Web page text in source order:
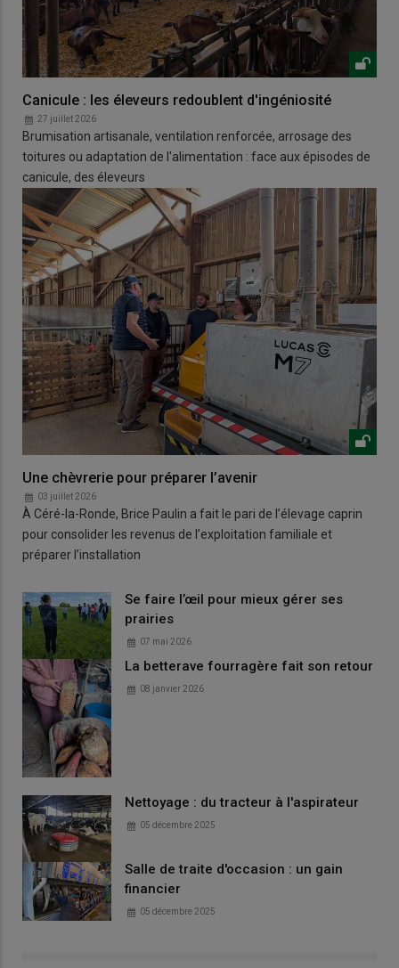
Canicule : les éleveurs redoublent d'ingéniosité
27 juillet 2026
Brumisation artisanale, ventilation renforcée, arrosage des
toitures ou adaptation de l'alimentation : face aux épisodes de
canicule, des éleveurs
Une chèvrerie pour préparer l’avenir
03 juillet 2026
À Céré-la-Ronde, Brice Paulin a fait le pari de l’élevage caprin
pour consolider les revenus de l’exploitation familiale et
préparer l’installation
Se faire l’œil pour mieux gérer ses
prairies
07 mai 2026
La betterave fourragère fait son retour
08 janvier 2026
Nettoyage : du tracteur à l'aspirateur
05 décembre 2025
Salle de traite d'occasion : un gain
financier
05 décembre 2025